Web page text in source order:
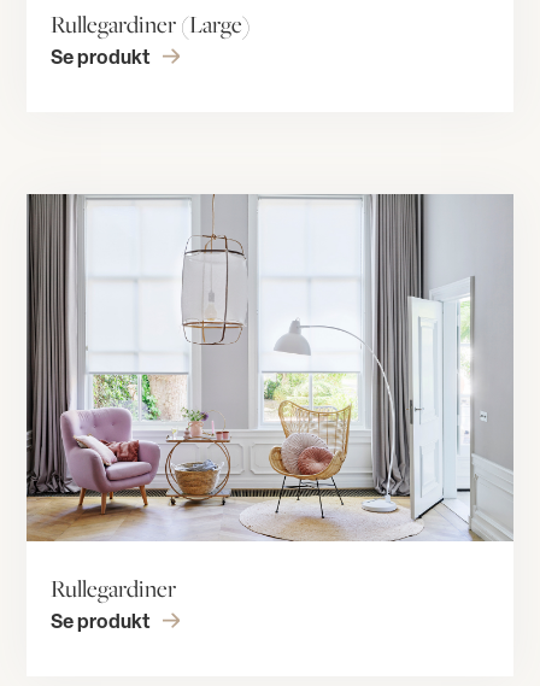
Rullegardiner (Large)
Se produkt
Rullegardiner
Se produkt